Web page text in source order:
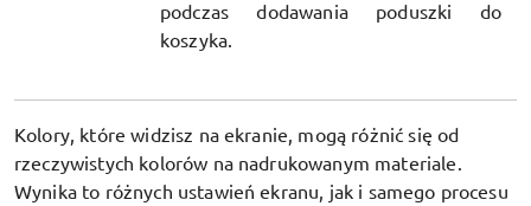
podczas dodawania poduszki do
koszyka.
Kolory, które widzisz na ekranie, mogą różnić się od
rzeczywistych kolorów na nadrukowanym materiale.
Wynika to różnych ustawień ekranu, jak i samego procesu